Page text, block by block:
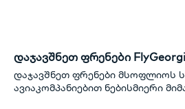
დაჯავშნეთ ფრენები
დაჯავშნეთ ფრენები მსოფლიოს
ავიაკომპანიებით ნებისმიერი